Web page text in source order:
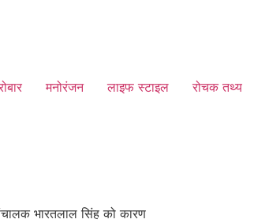
मनोरंजन लाइफ स्टाइल रोचक तथ्य
भारतलाल सिंह को कारण